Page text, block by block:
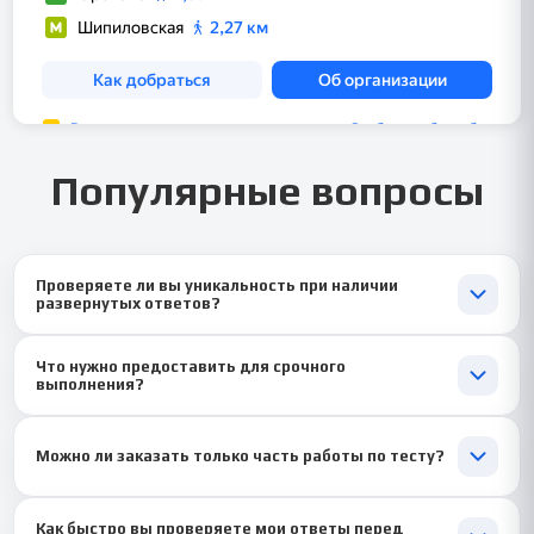
Популярные вопросы
Проверяете ли вы уникальность при наличии
развернутых ответов?
корректные ссылки на источники, соблюдая академические
нормы оформления.
Что нужно предоставить для срочного
выполнения?
дедлайн и требования преподавателя — это ускорит оценку и
Можно ли заказать только часть работы по тесту?
Как быстро вы проверяете мои ответы перед